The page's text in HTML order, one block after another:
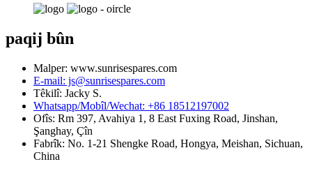
paqij bûn
Malper: www.sunrisespares.com
E-mail: js@sunrisespares.com
Têkilî: Jacky S.
Whatsapp/Mobîl/Wechat: +86 18512197002
Ofîs: Rm 397, Avahiya 1, 8 East Fuxing Road, Jinshan,
Şanghay, Çîn
Fabrîk: No. 1-21 Shengke Road, Hongya, Meishan, Sichuan,
China